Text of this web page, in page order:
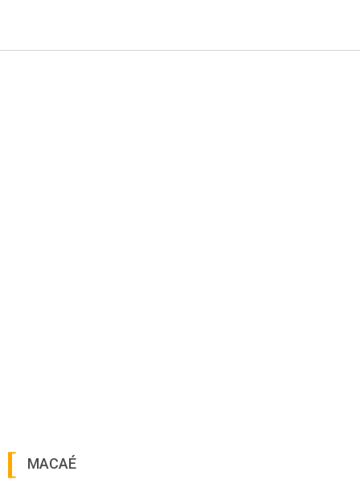
aposentado filiado Osvaldo Bispo de Santana
23 horas ago